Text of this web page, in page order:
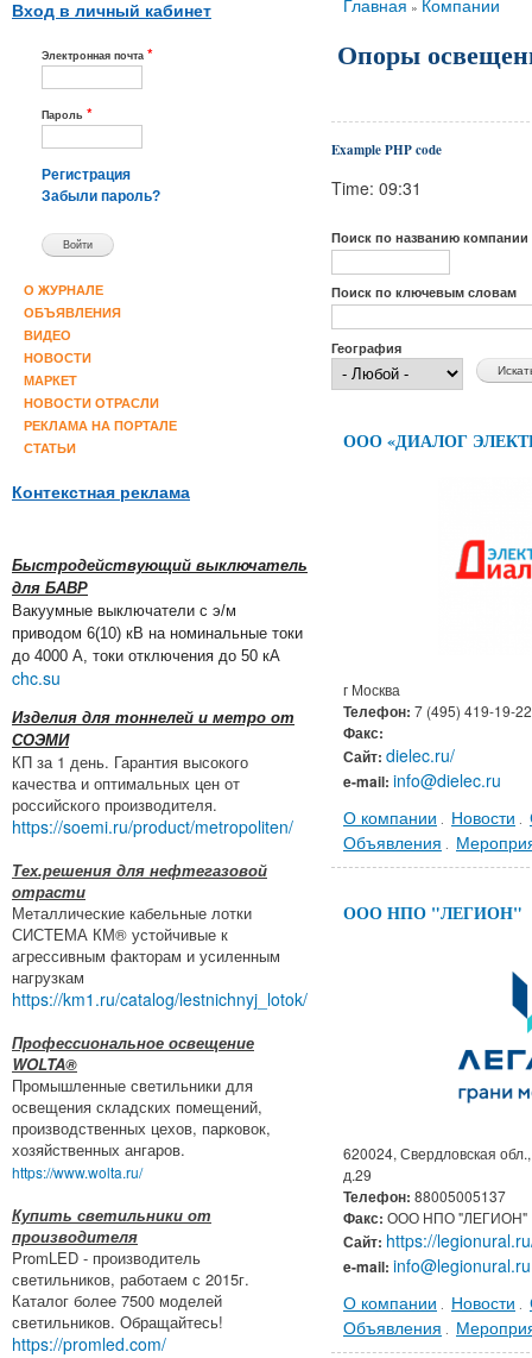
Вход в личный кабинет
Электронная почта *
Пароль *
Регистрация
Забыли пароль?
О ЖУРНАЛЕ
ОБЪЯВЛЕНИЯ
ВИДЕО
НОВОСТИ
МАРКЕТ
НОВОСТИ ОТРАСЛИ
РЕКЛАМА НА ПОРТАЛЕ
СТАТЬИ
Контекстная реклама
Быстродействующий выключатель
для БАВР
Вакуумные выключатели с э/м
приводом 6(10) кВ на номинальные токи
до 4000 А, токи отключения до 50 кА
chc.su
Изделия для тоннелей и метро от
СОЭМИ
КП за 1 день. Гарантия высокого
качества и оптимальных цен от
российского производителя.
https://soemi.ru/product/metropoliten/
Тех.решения для нефтегазовой
отрасти
Металлические кабельные лотки
СИСТЕМА КМ® устойчивые к
агрессивным факторам и усиленным
нагрузкам
https://km1.ru/catalog/lestnichnyj_lotok/
Профессиональное освещение
WOLTA®
Промышленные светильники для
освещения складских помещений,
производственных цехов, парковок,
хозяйственных ангаров.
https://www.wolta.ru/
Купить светильники от
производителя
PromLED - производитель
светильников, работаем с 2015г.
Каталог более 7500 моделей
светильников. Обращайтесь!
https://promled.com/
Вы здесь
Главная » Компании
Опоры
Example PHP code
Time: 09:31
Поиск по названию компании
Поиск по ключевым словам
География
ООО «ДИАЛОГ
г Москва
Телефон: 7 (495) 419-19-22
Факс:
Сайт: dielec.ru/
e-mail: info@dielec.ru
О компании . Новости .
Объявления .
ООО НПО "ЛЕГИОН"
620024, Свердловская
д.29
Телефон: 88005005137
Факс: ООО НПО "ЛЕГИОН"
Сайт: https://
e-mail: info@legionural.ru
О компании . Новости .
Объявления .